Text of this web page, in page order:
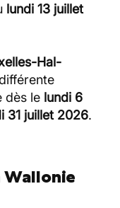
lundi 13 juillet
Hal-
dès le lundi 6
31 juillet 2026.
Wallonie